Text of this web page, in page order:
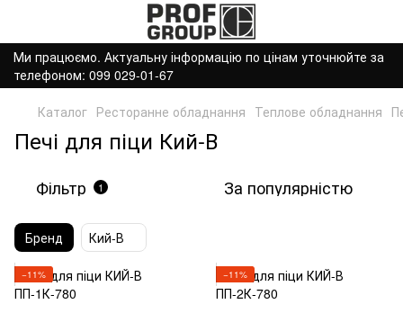
Ми працюємо. Актуальну інформацію по цінам уточнюйте за
телефоном: 099 029-01-67
Каталог Ресторанне обладнання Теплове обладнання
Печі для піци Кий-В
Фільтр 1 За популярністю
Бренд Кий-В
−11% −11%